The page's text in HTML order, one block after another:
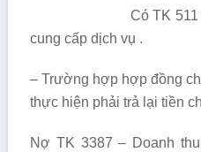
Có TK 511 –
cung cấp dịch vụ .
– Tr­ường hợp hợp đồng
thực hiện phải trả lại tiền
Nợ TK 3387 – Doanh